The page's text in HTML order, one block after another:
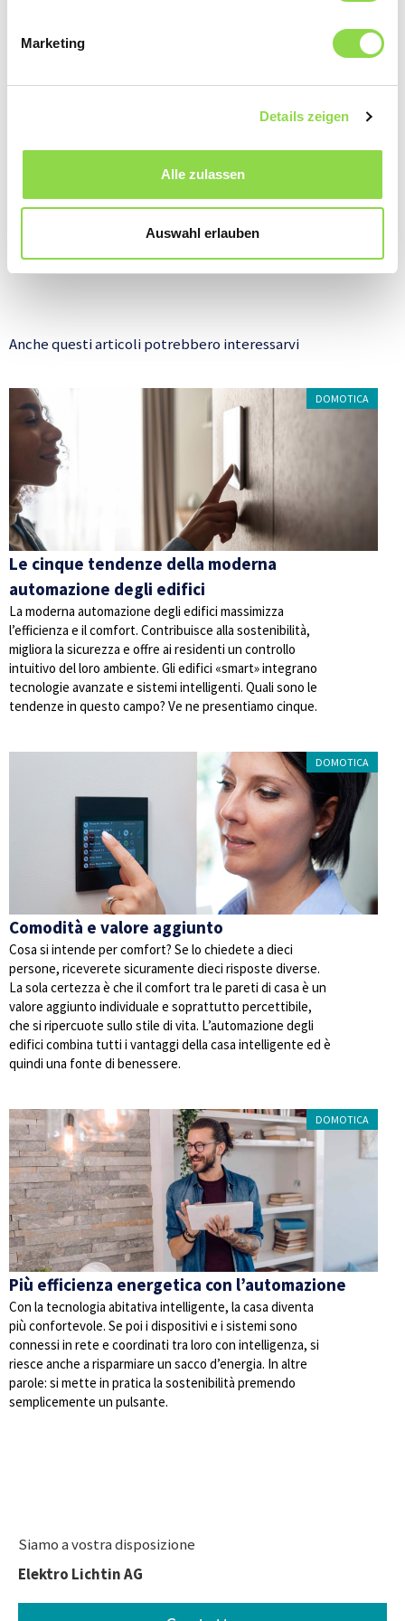
Marketing
Details zeigen
Alle zulassen
Auswahl erlauben
Un touch panel serve per comandare l’illuminazione in camera da letto, in bagno e in sala.
Anche questi articoli potrebbero interessarvi
DOMOTICA
Le cinque tendenze della moderna
automazione degli edifici
La moderna automazione degli edifici massimizza
l’efficienza e il comfort. Contribuisce alla sostenibilità,
migliora la sicurezza e offre ai residenti un controllo
intuitivo del loro ambiente. Gli edifici «smart» integrano
tecnologie avanzate e sistemi intelligenti. Quali sono le
tendenze in questo campo? Ve ne presentiamo cinque.
DOMOTICA
Comodità e valore aggiunto
Cosa si intende per comfort? Se lo chiedete a dieci
persone, riceverete sicuramente dieci risposte diverse.
La sola certezza è che il comfort tra le pareti di casa è un
valore aggiunto individuale e soprattutto percettibile,
che si ripercuote sullo stile di vita. L’automazione degli
edifici combina tutti i vantaggi della casa intelligente ed è
quindi una fonte di benessere.
DOMOTICA
Più efficienza energetica con l’automazione
Con la tecnologia abitativa intelligente, la casa diventa
più confortevole. Se poi i dispositivi e i sistemi sono
connessi in rete e coordinati tra loro con intelligenza, si
riesce anche a risparmiare un sacco d’energia. In altre
parole: si mette in pratica la sostenibilità premendo
semplicemente un pulsante.
Siamo a vostra disposizione
Elektro Lichtin AG